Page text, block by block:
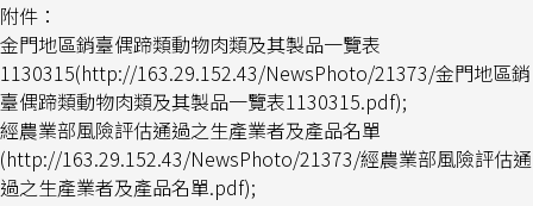
附件：
金門地區銷臺偶蹄類動物肉類及其製品一覽表
1130315(http://163.29.152.43/NewsPhoto/21373/金門地區銷
臺偶蹄類動物肉類及其製品一覽表1130315.pdf);
經農業部風險評估通過之生產業者及產品名單
(http://163.29.152.43/NewsPhoto/21373/經農業部風險評估通
過之生產業者及產品名單.pdf);